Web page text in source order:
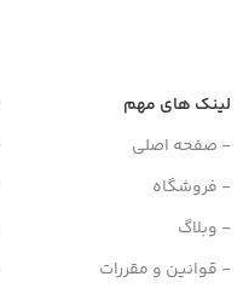
لینک های مهم
- صفحه اصلی
- فروشگاه
- وبلاگ
- قوانین و مقررات